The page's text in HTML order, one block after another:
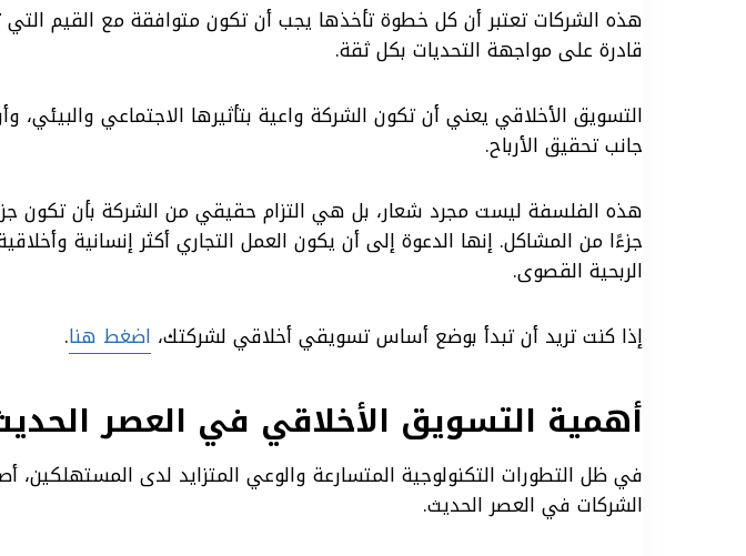
هذه الشركات تعتبر أن كل خطوة تأخذها يجب أن تكون متوافقة مع القيم التي
قادرة على مواجهة التحديات بكل ثقة.
التسويق الأخلاقي يعني أن تكون الشركة واعية بتأثيرها الاجتماعي والبيئي،
جانب تحقيق الأرباح.
هذه الفلسفة ليست مجرد شعار، بل هي التزام حقيقي من الشركة بأن تكون
جزءًا من المشاكل. إنها الدعوة إلى أن يكون العمل التجاري أكثر إنسانية
الربحية القصوى.
إذا كنت تريد أن تبدأ بوضع أساس تسويقي أخلاقي لشركتك، اضغط هنا.
أهمية التسويق الأخلاقي في العصر
في ظل التطورات التكنولوجية المتسارعة والوعي المتزايد لدى المستهلكين،
الشركات في العصر الحديث.